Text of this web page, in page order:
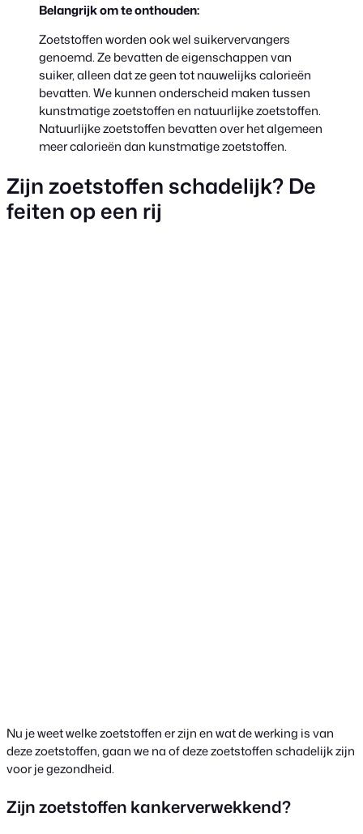
Belangrijk om te onthouden:
Zoetstoffen worden ook wel suikervervangers
genoemd. Ze bevatten de eigenschappen van
suiker, alleen dat ze geen tot nauwelijks calorieën
bevatten. We kunnen onderscheid maken tussen
kunstmatige zoetstoffen en natuurlijke zoetstoffen.
Natuurlijke zoetstoffen bevatten over het algemeen
meer calorieën dan kunstmatige zoetstoffen.
Zijn zoetstoffen schadelijk? De
feiten op een rij
Nu je weet welke zoetstoffen er zijn en wat de werking is van
deze zoetstoffen, gaan we na of deze zoetstoffen schadelijk zijn
voor je gezondheid.
Zijn zoetstoffen kankerverwekkend?